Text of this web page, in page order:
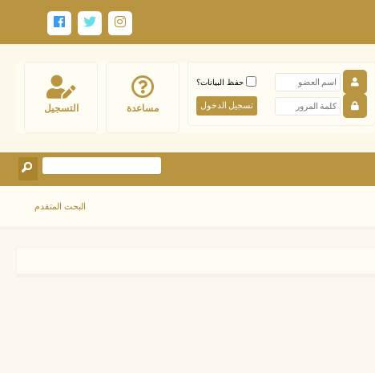
التسجيل مساعدة
حفظ البيانات؟
البحث المتقدم